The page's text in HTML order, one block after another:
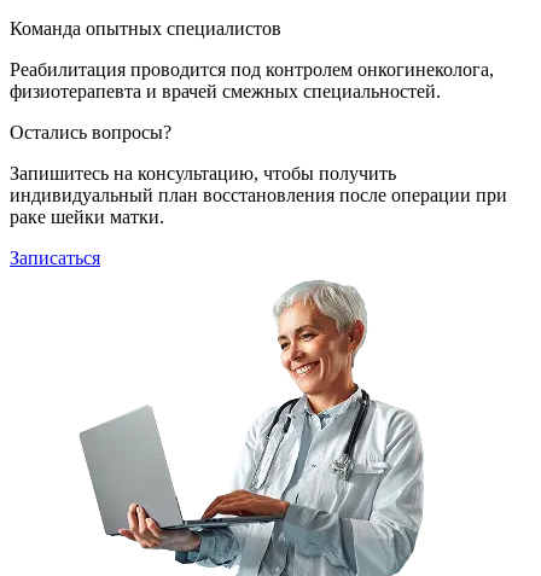
Команда опытных специалистов
Реабилитация проводится под контролем онкогинеколога,
физиотерапевта и врачей смежных специальностей.
Остались вопросы?
Запишитесь на консультацию, чтобы получить
индивидуальный план восстановления после операции при
раке шейки матки.
Записаться